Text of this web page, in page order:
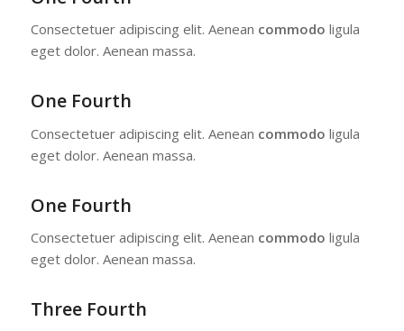
Consectetuer adipiscing elit. Aenean commodo ligula
eget dolor. Aenean massa.
One Fourth
Consectetuer adipiscing elit. Aenean commodo ligula
eget dolor. Aenean massa.
One Fourth
Consectetuer adipiscing elit. Aenean commodo ligula
eget dolor. Aenean massa.
Three Fourth